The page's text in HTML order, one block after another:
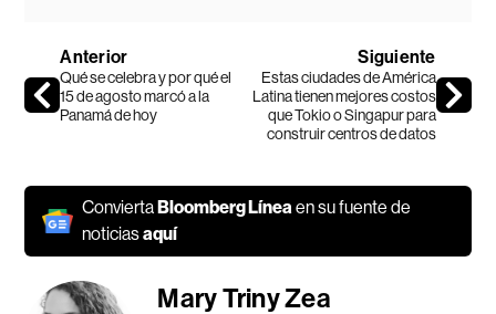
Anterior
Qué se celebra y por qué el
15 de agosto marcó a la
Panamá de hoy
Siguiente
Estas ciudades de América
Latina tienen mejores costos
que Tokio o Singapur para
construir centros de datos
ConviertaBloomberg Líneaen su fuente de
noticiasaquí
Mary Triny Zea